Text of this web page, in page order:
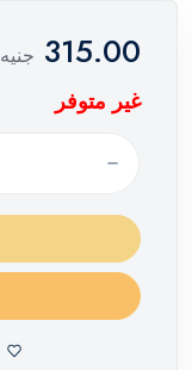
315.00 جنيه
غير متوفر